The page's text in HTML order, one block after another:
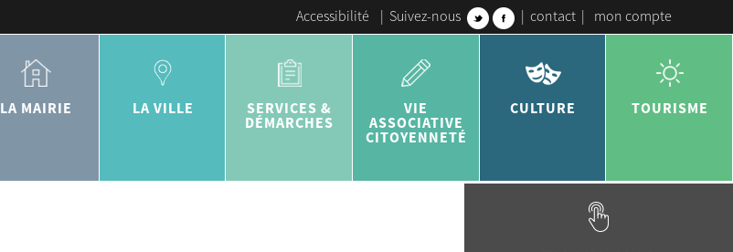
Accessibilité | Suivez-nous | contact | mon compte
LA MAIRIE LA VILLE
SERVICES &
DÉMARCHES
VIE
ASSOCIATIVE
CITOYENNETÉ
CULTURE TOURISME